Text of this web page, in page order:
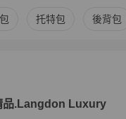
品推薦托特包 後背包
選賣家
品.Langdon Luxury